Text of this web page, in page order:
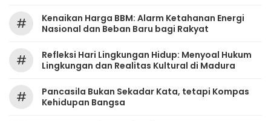
#
Kenaikan Harga BBM: Alarm Ketahanan Energi
Nasional dan Beban Baru bagi Rakyat
#
Refleksi Hari Lingkungan Hidup: Menyoal Hukum
Lingkungan dan Realitas Kultural di Madura
#
Pancasila Bukan Sekadar Kata, tetapi Kompas
Kehidupan Bangsa